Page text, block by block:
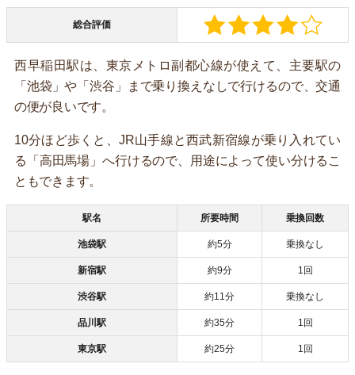
総合評価
西早稲田駅は、東京メトロ副都心線が使えて、主要駅の
「池袋」や「渋谷」まで乗り換えなしで行けるので、交通
の便が良いです。
10分ほど歩くと、JR山手線と西武新宿線が乗り入れてい
る「高田馬場」へ行けるので、用途によって使い分けるこ
ともできます。
駅名 所要時間 乗換回数
池袋駅 約5分 乗換なし
新宿駅 約9分 1回
渋谷駅 約11分 乗換なし
品川駅 約35分 1回
東京駅 約25分 1回